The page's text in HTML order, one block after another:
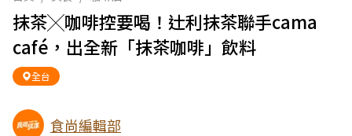
抹茶╳咖啡控要喝！辻利抹茶聯手cama
café，出全新「抹茶咖啡」飲料
全台
食尚編輯部